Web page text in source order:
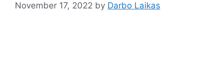
November 17, 2022 by Darbo Laikas